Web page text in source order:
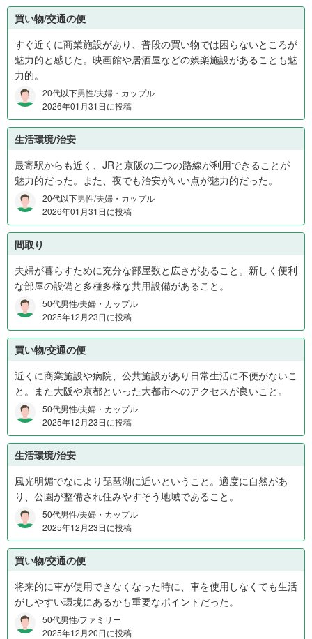
円
ら
1
,
万
3
%
,
4
0
0
万
ら
,
6
0
円
%
、
1
0
万
円
以
買い物/交通の便
すぐ近くに商業施設があり、普段の買い物では困らないところが
魅力的と感じた。映画館や居酒屋などの娯楽施設があることも魅
力的。
20代以下男性/夫婦・カップル
2026年01月31日に投稿
生活環境/治安
最寄駅からも近く、JRと京阪の二つの路線が利用できることが
魅力的だった。また、夜でも治安がいい点が魅力的だった。
20代以下男性/夫婦・カップル
2026年01月31日に投稿
間取り
夫婦が暮らすために充分な部屋数と広さがあること。新しく便利
な部屋の設備と多種多様な共用設備があること。
50代男性/夫婦・カップル
2025年12月23日に投稿
買い物/交通の便
近くに商業施設や病院、公共施設があり日常生活に不便がないこ
と。また大阪や京都といった大都市へのアクセスが良いこと。
50代男性/夫婦・カップル
2025年12月23日に投稿
生活環境/治安
風光明媚でなにより琵琶湖に近いということ。適度に自然があ
り、公園が整備され住みやすそう地域であること。
50代男性/夫婦・カップル
2025年12月23日に投稿
買い物/交通の便
将来的に車が使用できなくなった時に、車を使用しなくても生活
がしやすい環境にあるかも重要なポイントだった。
50代男性/ファミリー
2025年12月20日に投稿